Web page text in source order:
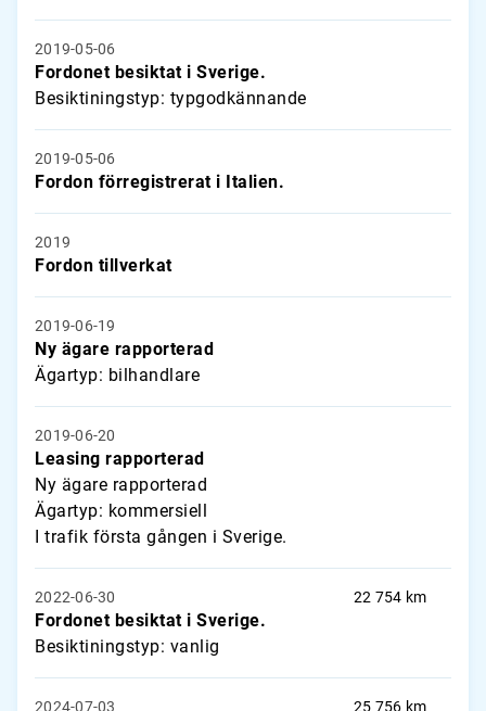
2019-05-06
Fordonet besiktat i Sverige.
Besiktiningstyp: typgodkännande
2019-05-06
Fordon förregistrerat i Italien.
2019
Fordon tillverkat
2019-06-19
Ny ägare rapporterad
Ägartyp: bilhandlare
2019-06-20
Leasing rapporterad
Ny ägare rapporterad
Ägartyp: kommersiell
I trafik första gången i Sverige.
2022-06-30
Fordonet besiktat i Sverige.
Besiktiningstyp: vanlig
22 754 km
2024-07-03 25 756 km